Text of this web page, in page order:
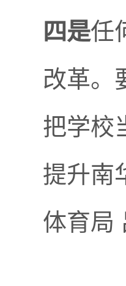
四是任
改革。
把学校
提升南
体育局